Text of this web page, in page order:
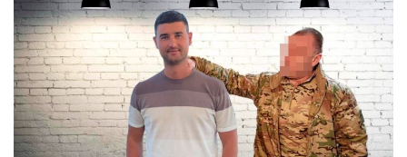
в
о
г
о
р
е
ж
и
м
у